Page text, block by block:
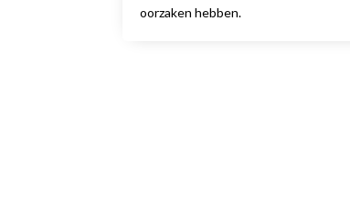
oorzaken hebben.